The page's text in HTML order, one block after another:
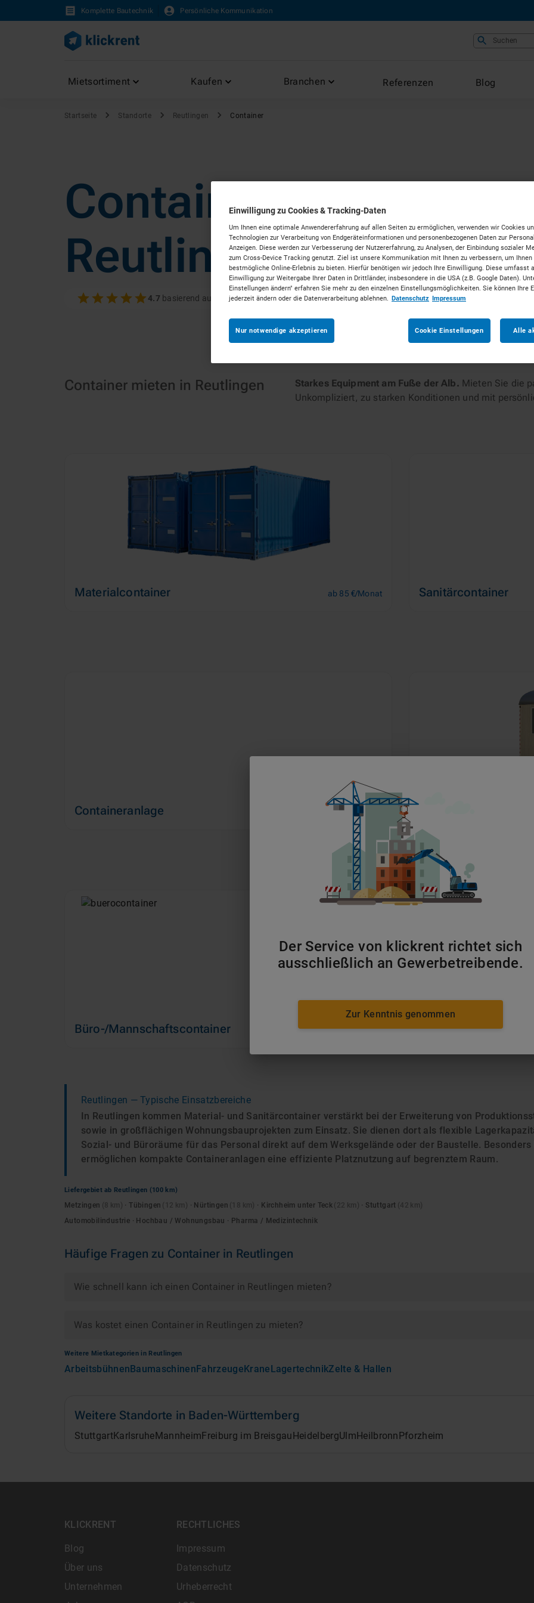
Komplette Bautechnik Persönliche Kommunikation
Suchen
Mietsortiment Kaufen Branchen Referenzen Blog
Startseite Standorte Reutlingen Container
Container mieten in
Reutlingen
4.7 basierend auf 100+ Bewertungen
Container mieten in Reutlingen Starkes Equipment am Fuße der Alb. Mieten Sie die
Unkompliziert, zu starken Konditionen und mit
Materialcontainer ab 85 €/Monat Sanitärcontainer
Containeranlage ab 280 €/Monat
Büro-/Mannschaftscontainer ab 140 €/Monat
Reutlingen — Typische Einsatzbereiche
In Reutlingen kommen Material- und Sanitärcontainer verstärkt bei der Erweiterung von
sowie in großflächigen Wohnungsbauprojekten zum Einsatz. Sie dienen dort als flexible
Sozial- und Büroräume für das Personal direkt auf dem Werksgelände oder der Baustelle.
ermöglichen kompakte Containeranlagen eine effiziente Platznutzung auf begrenztem Raum.
Liefergebiet ab Reutlingen (100 km)
Metzingen ·Tübingen · Nürtingen · Kirchheim unter Teck · Stuttgart
Automobilindustrie · Hochbau / Wohnungsbau · Pharma / Medizintechnik
Häufige Fragen zu Container in Reutlingen
Wie schnell kann ich einen Container in Reutlingen mieten?
Was kostet einen Container in Reutlingen zu mieten?
Weitere Mietkategorien in Reutlingen
ArbeitsbühnenBaumaschinenFahrzeugeKraneLagertechnikZelte & Hallen
Weitere Standorte in Baden-Württemberg
StuttgartKarlsruheMannheimFreiburg im BreisgauHeidelbergUlmHeilbronnPforzheim
KLICKRENT
Blog
Über uns
Unternehmen
RECHTLICHES
Impressum
Datenschutz
Urheberrecht
Der Service von klickrent richtet sich
ausschließlich an Gewerbetreibende.
Zur Kenntnis genommen
Einwilligung zu Cookies & Tracking-Daten
Um Ihnen eine optimale Anwendererfahrung auf allen Seiten zu ermöglichen, verwenden wir Cookies
Technologien zur Verarbeitung von Endgeräteinformationen und personenbezogenen Daten zur
Anzeigen. Diese werden zur Verbesserung der Nutzererfahrung, zu Analysen, der Einbindung sozialer
zum Cross-Device Tracking genutzt. Ziel ist unsere Kommunikation mit Ihnen zu verbessern, um Ihnen
bestmögliche Online-Erlebnis zu bieten. Hierfür benötigen wir jedoch Ihre Einwilligung. Diese umfasst
Einwilligung zur Weitergabe Ihrer Daten in Drittländer, insbesondere in die USA (z.B. Google Daten).
Einstellungen ändern" erfahren Sie mehr zu den einzelnen Einstellungsmöglichkeiten. Sie können Ihre
jederzeit ändern oder die Datenverarbeitung ablehnen. Datenschutz Impressum
Nur notwendige akzeptieren Alle
Cookie Einstellungen